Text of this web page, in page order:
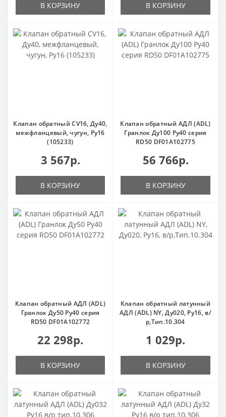
В КОРЗИНУ В КОРЗИНУ
Клапан обратный CV16, Ду40,
межфланцевый, чугун, Ру16
(105233)
3 567р.
В КОРЗИНУ
Клапан обратный АДЛ (ADL)
Гранлок Ду100 Ру40 серия
RD50 DF01A102775
56 766р.
В КОРЗИНУ
Клапан обратный АДЛ (ADL)
Гранлок Ду50 Ру40 серия
RD50 DF01A102772
22 298р.
В КОРЗИНУ
Клапан обратный латунный
АДЛ (ADL) NY, Ду020, Ру16, в/
р,Тип.10.304
1 029р.
В КОРЗИНУ